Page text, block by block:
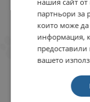
партньори за
които може
информация,
предоставили
вашето